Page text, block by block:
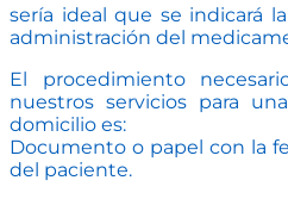
sería ideal que se indicará
administración del
El procedimiento
nuestros servicios para
domicilio es:
Documento o papel con la
del paciente.